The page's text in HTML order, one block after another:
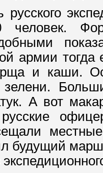
человек.
армии
и каши.
А вот
будущий